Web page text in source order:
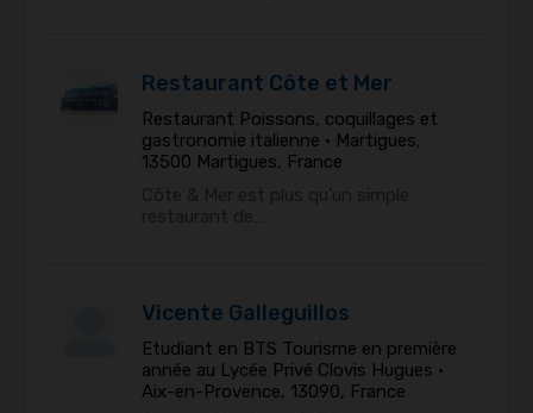
Restaurant Côte et Mer
Restaurant Poissons, coquillages et
gastronomie italienne • Martigues,
13500 Martigues, France
Vicente Galleguillos
Etudiant en BTS Tourisme en première
année au Lycée Privé Clovis Hugues •
Aix-en-Provence, 13090, France